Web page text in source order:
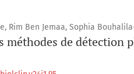
Rim Ben Jemaa, Sophia
méthodes de détection